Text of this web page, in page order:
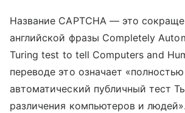
Название CAPTCHA — это
английской фразы Completely
Turing test to tell Computers and
переводе это означает «полностью
автоматический публичный тест
различения компьютеров и людей».